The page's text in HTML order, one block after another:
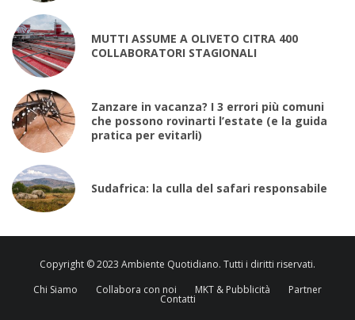
MUTTI ASSUME A OLIVETO CITRA 400
COLLABORATORI STAGIONALI
Zanzare in vacanza? I 3 errori più comuni
che possono rovinarti l’estate (e la guida
pratica per evitarli)
Sudafrica: la culla del safari responsabile
Copyright © 2023 Ambiente Quotidiano. Tutti i diritti riservati.
Chi Siamo
Collabora con noi MKT & Pubblicità Partner
Contatti